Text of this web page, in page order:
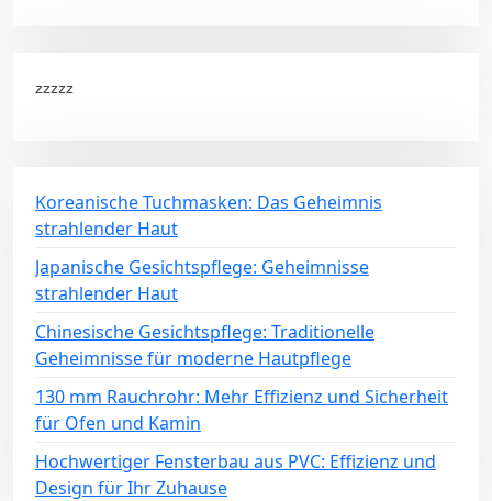
zzzzz
Koreanische Tuchmasken: Das Geheimnis
strahlender Haut
Japanische Gesichtspflege: Geheimnisse
strahlender Haut
Chinesische Gesichtspflege: Traditionelle
Geheimnisse für moderne Hautpflege
130 mm Rauchrohr: Mehr Effizienz und Sicherheit
für Ofen und Kamin
Hochwertiger Fensterbau aus PVC: Effizienz und
Design für Ihr Zuhause